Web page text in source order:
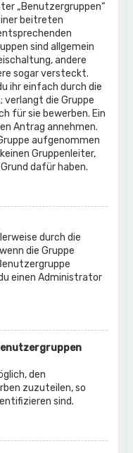
„Benutzergruppen“
beitreten
sind allgemein
andere
sogar versteckt.
ihr einfach durch die
die Gruppe
für sie bewerben. Ein
Antrag annehmen.
aufgenommen
Gruppenleiter,
dafür haben.
durch die
die Gruppe
einen Administrator
den
zuzuteilen, so
sind.